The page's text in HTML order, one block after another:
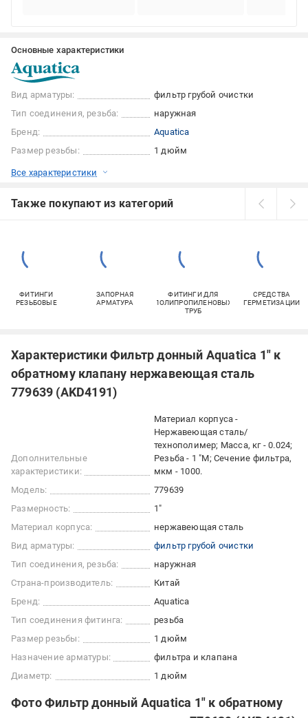
Основные характеристики
Вид арматуры:
фильтр грубой очистки
Тип соединения, резьба:
наружная
Бренд:
Aquatica
Размер резьбы:
1 дюйм
Все характеристики
Также покупают из категорий
ФИТИНГИ
РЕЗЬБОВЫЕ
ЗАПОРНАЯ
АРМАТУРА
ФИТИНГИ ДЛЯ
ПОЛИПРОПИЛЕНОВЫХ
ТРУБ
СРЕДСТВА
ГЕРМЕТИЗАЦИИ
Характеристики Фильтр донный Aquatica 1" к
обратному клапану нержавеющая сталь
779639 (AKD4191)
Дополнительные
характеристики:
Материал корпуса -
Нержавеющая сталь/
технополимер; Масса, кг - 0.024;
Резьба - 1 "M; Сечение фильтра,
мкм - 1000.
Модель:
779639
Размерность:
1"
Материал корпуса:
нержавеющая сталь
Вид арматуры:
фильтр грубой очистки
Тип соединения, резьба:
наружная
Страна-производитель:
Китай
Бренд:
Aquatica
Тип соединения фитинга:
резьба
Размер резьбы:
1 дюйм
Назначение арматуры:
фильтра и клапана
Диаметр:
1 дюйм
Фото Фильтр донный Aquatica 1" к обратному